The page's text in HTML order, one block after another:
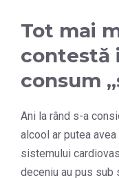
Tot mai
contestă
consum
Ani la rând s-a
alcool ar putea
sistemului
deceniu au pus sub